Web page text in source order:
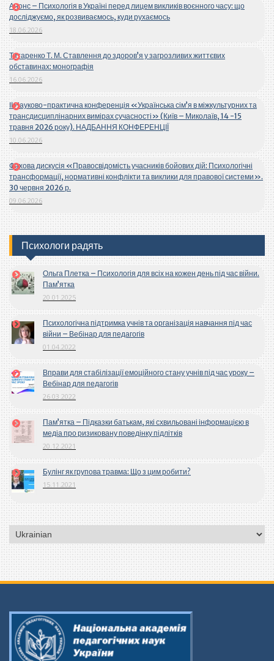
Анонс – Психологія в Україні перед лицем викликів воєнного часу: що
досліджуємо, як розвиваємось, куди рухаємось
18.06.2026
Титаренко Т. М. Ставлення до здоров’я у загрозливих життєвих
обставинах: монографія
16.06.2026
ІІ Науково-практична конференція «Українська сім’я в міжкультурних та
трансдисциплінарних вимірах сучасності» (Київ – Миколаїв, 14 -15
травня 2026 року). НАДБАННЯ КОНФЕРЕНЦІЇ
10.06.2026
Фахова дискусія «Правосвідомість учасників бойових дій: Психологічні
трансформації, нормативні конфлікти та виклики для правової системи».
30 червня 2026 р.
09.06.2026
Психологи радять
Ольга Плетка – Психологія для всіх на кожен день під час війни.
Пам’ятка
20.01.2025
Психологічна підтримка учнів та організація навчання під час
війни – Вебінар для педагогів
01.04.2022
Вправи для стабілізації емоційного стану учнів під час уроку –
Вебінар для педагогів
26.03.2022
Пам’ятка – Підказки батькам, які схвильовані інформацією в
медіа про ризиковану поведінку підлітків
20.12.2021
Булінг як групова травма: Що з цим робити?
15.11.2021
Вибрати
мову